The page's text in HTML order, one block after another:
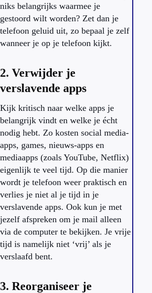
niks belangrijks waarmee je
gestoord wilt worden? Zet dan je
telefoon geluid uit, zo bepaal je zelf
wanneer je op je telefoon kijkt.
2. Verwijder je
verslavende apps
Kijk kritisch naar welke apps je
belangrijk vindt en welke je écht
nodig hebt. Zo kosten social media-
apps, games, nieuws-apps en
mediaapps (zoals YouTube, Netflix)
eigenlijk te veel tijd. Op die manier
wordt je telefoon weer praktisch en
verlies je niet al je tijd in je
verslavende apps. Ook kun je met
jezelf afspreken om je mail alleen
via de computer te bekijken. Je vrije
tijd is namelijk niet ‘vrij’ als je
verslaafd bent.
3. Reorganiseer je